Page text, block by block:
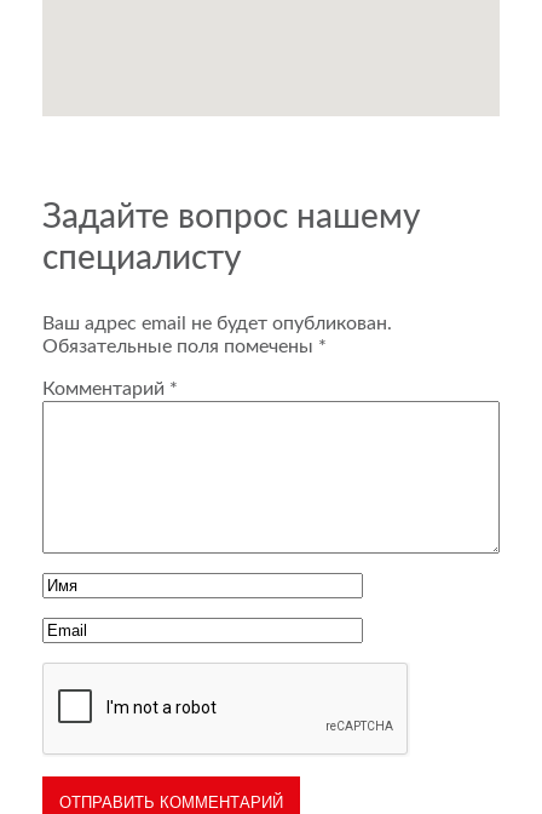
Задайте вопрос нашему
специалисту
Ваш адрес email не будет опубликован.
Обязательные поля помечены *
Комментарий *